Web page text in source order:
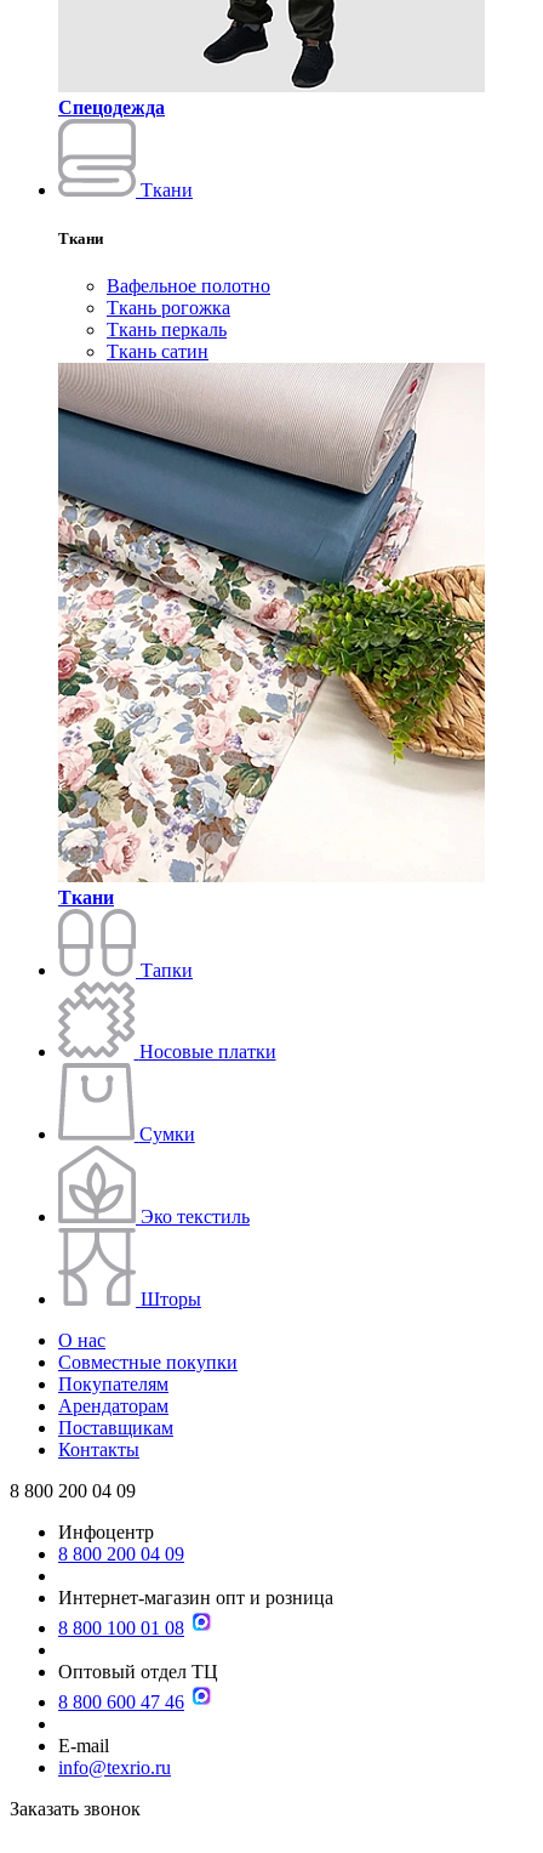
Спецодежда
Ткани
Ткани
Вафельное полотно
Ткань рогожка
Ткань перкаль
Ткань сатин
Ткани
Тапки
Носовые платки
Сумки
Эко текстиль
Шторы
О нас
Совместные покупки
Покупателям
Арендаторам
Поставщикам
Контакты
8 800 200 04 09
Инфоцентр
8 800 200 04 09
Интернет-магазин опт и розница
8 800 100 01 08
Оптовый отдел ТЦ
8 800 600 47 46
E-mail
info@texrio.ru
Заказать звонок